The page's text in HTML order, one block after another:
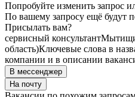
Попробуйте изменить запрос
По вашему запросу ещё будут
Присылать вам?
сервисный консультант
область)Ключевые слова в
компании и в описании
В мессенджер
На почту